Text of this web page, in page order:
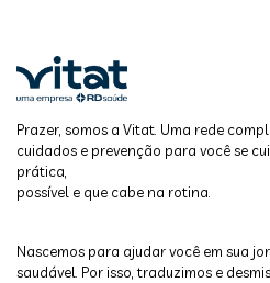
Prazer, somos a Vitat. Uma rede
cuidados e prevenção para você se
prática,
possível e que cabe na rotina.
Nascemos para ajudar você em sua
saudável. Por isso, traduzimos e